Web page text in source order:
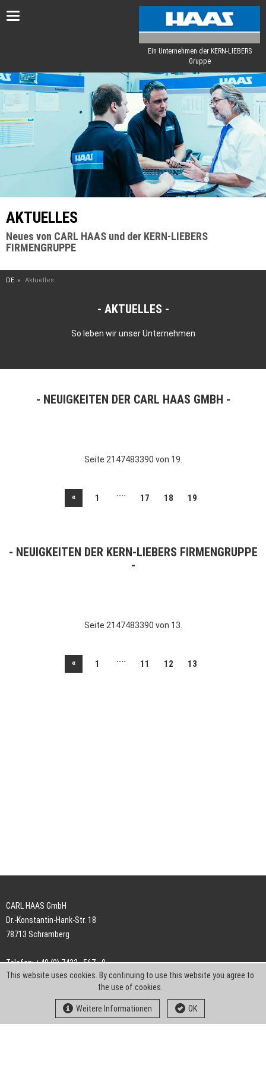
Toggle
Ein Unternehmen der KERN-LIEBERS
Gruppe
AKTUELLES
Neues von CARL HAAS und der KERN-LIEBERS
FIRMENGRUPPE
DE Aktuelles
AKTUELLES
So leben wir unser Unternehmen
NEUIGKEITEN DER CARL HAAS GMBH
Seite 2147483390 von 19.
« 1 .... 17 18 19
NEUIGKEITEN DER KERN-LIEBERS FIRMENGRUPPE
Seite 2147483390 von 13.
« 1 .... 11 12 13
CARL HAAS GmbH
Dr.-Konstantin-Hank-Str. 18
78713 Schramberg
Telefon: +49 (0) 7422 . 567 - 0
Telefax: +49 (0) 7422 . 567 - 239
info-ch@kern-liebers.com
This website uses cookies. By continuing to use this website you agree to
the use of cookies.
Weitere Informationen OK